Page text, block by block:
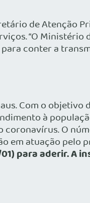
de Atenção
“O Ministério
conter a
Com o objetivo
à
O
em atuação pelo
para aderir. A